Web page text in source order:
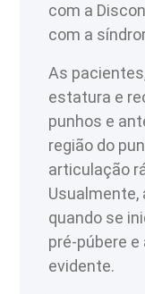
com a
com a
As
estatura e
punhos e
região do
articulação
quando se
pré-púbere
evidente.